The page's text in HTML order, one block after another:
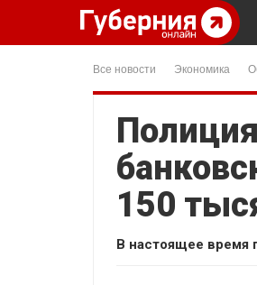
Все новости Экономика
150
В настоящее время